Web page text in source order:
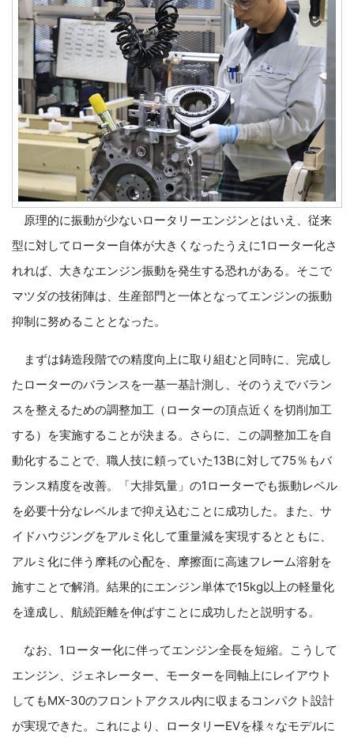
原理的に振動が少ないロータリーエンジンとはいえ、従来
型に対してローター自体が大きくなったうえに1ローター化さ
れれば、大きなエンジン振動を発生する恐れがある。そこで
マツダの技術陣は、生産部門と一体となってエンジンの振動
抑制に努めることとなった。
まずは鋳造段階での精度向上に取り組むと同時に、完成し
たローターのバランスを一基一基計測し、そのうえでバラン
スを整えるための調整加工（ローターの頂点近くを切削加工
する）を実施することが決まる。さらに、この調整加工を自
動化することで、職人技に頼っていた13Bに対して75％もバ
ランス精度を改善。「大排気量」の1ローターでも振動レベル
を必要十分なレベルまで抑え込むことに成功した。また、サ
イドハウジングをアルミ化して重量減を実現するとともに、
アルミ化に伴う摩耗の心配を、摩擦面に高速フレーム溶射を
施すことで解消。結果的にエンジン単体で15kg以上の軽量化
を達成し、航続距離を伸ばすことに成功したと説明する。
なお、1ローター化に伴ってエンジン全長を短縮。こうして
エンジン、ジェネレーター、モーターを同軸上にレイアウト
してもMX-30のフロントアクスル内に収まるコンパクト設計
が実現できた。これにより、ロータリーEVを様々なモデルに